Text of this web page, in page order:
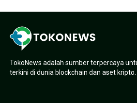
TokoNews adalah sumber terpercaya
terkini di dunia blockchain dan aset kripto.